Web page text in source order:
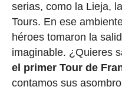
serias, como la Lieja,
Tours. En ese
héroes tomaron la
imaginable. ¿Quieres
el primer Tour de
contamos sus